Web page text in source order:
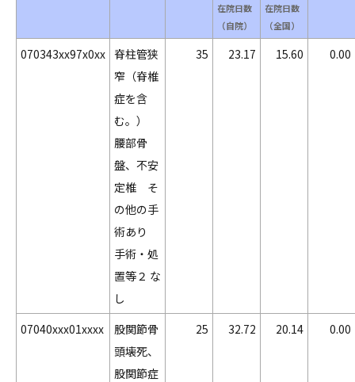
在院日数
（自院）
在院日数
（全国）
070343xx97x0xx 脊柱管狭
窄（脊椎
症を含
む。）
腰部骨
盤、不安
定椎 そ
の他の手
術あり
手術・処
置等２ な
し
35 23.17 15.60 0.00
07040xxx01xxxx
股関節骨
頭壊死、
股関節症
25 32.72 20.14 0.00